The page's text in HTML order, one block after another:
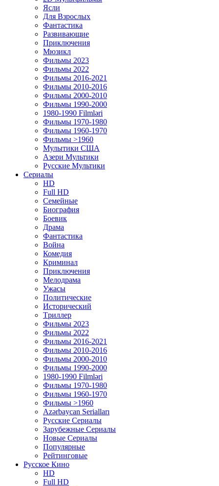
Ясли
Для Взрослых
Фантастика
Развивающие
Приключения
Мюзикл
Фильмы 2023
Фильмы 2022
Фильмы 2016-2021
Фильмы 2010-2016
Фильмы 2000-2010
Фильмы 1990-2000
1980-1990 Filmləri
Фильмы 1970-1980
Фильмы 1960-1970
Фильмы >1960
Мулытики США
Азери Мультики
Русские Мультики
Сериалы
HD
Full HD
Семейные
Биография
Боевик
Драма
Фантастика
Война
Комедия
Криминал
Приключения
Мелодрама
Ужасы
Политические
Исторический
Tриллер
Фильмы 2023
Фильмы 2022
Фильмы 2016-2021
Фильмы 2010-2016
Фильмы 2000-2010
Фильмы 1990-2000
1980-1990 Filmləri
Фильмы 1970-1980
Фильмы 1960-1970
Фильмы >1960
Azərbaycan Serialları
Русские Сериалы
Зарубежные Сериалы
Новые Сериалы
Популярные
Рейтинговые
Русское Кино
HD
Full HD